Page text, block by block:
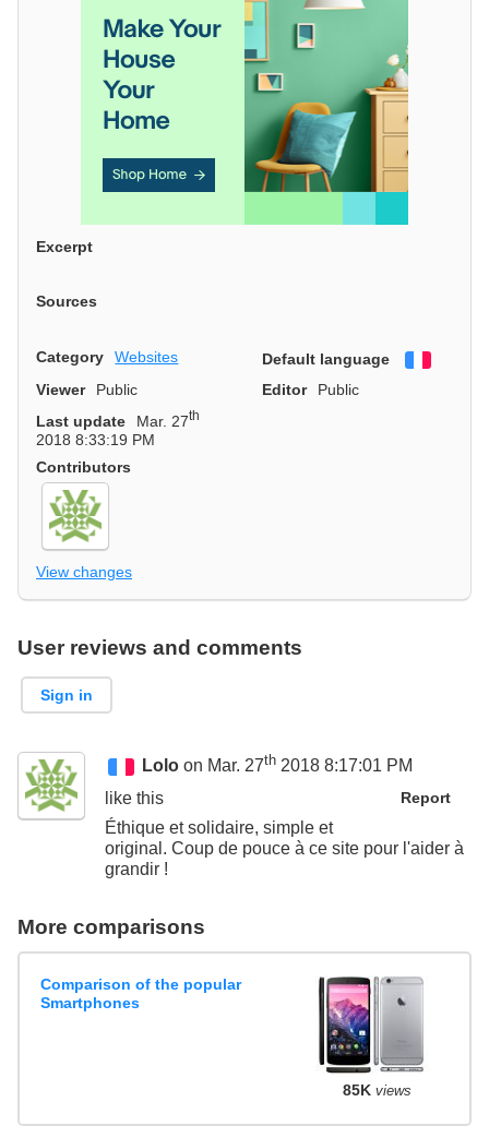
Excerpt
Sources
Category Websites Default language
Viewer
Public Editor
Public
Last update
Mar. 27th
2018 8:33:19 PM
Contributors
View changes
User reviews and comments
Sign in
Lolo on Mar. 27th 2018 8:17:01 PM
Report
like this
Éthique et solidaire, simple et
original. Coup de pouce à ce site pour l'aider à
grandir !
More comparisons
Comparison of the popular
Smartphones
85K views